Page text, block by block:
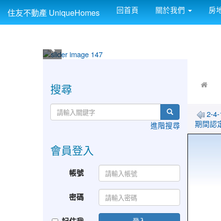
住友不動產 UniqueHomes 回首頁 關於我們 房
2-
期間認
搜尋
進階搜尋
會員登入
帳號
密碼